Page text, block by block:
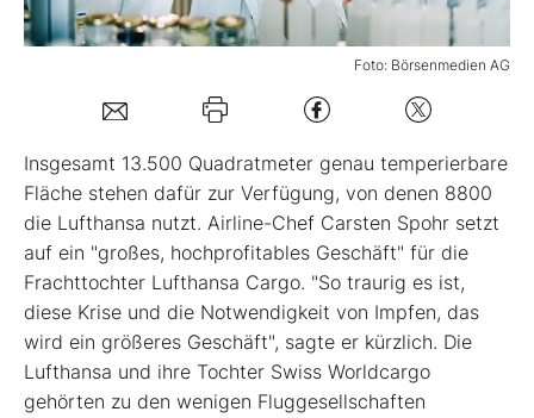
Kontakt
Foto: Börsenmedien AG
Insgesamt 13.500 Quadratmeter genau temperierbare
Fläche stehen dafür zur Verfügung, von denen 8800
die Lufthansa nutzt. Airline-Chef Carsten Spohr setzt
auf ein "großes, hochprofitables Geschäft" für die
Frachttochter Lufthansa Cargo. "So traurig es ist,
diese Krise und die Notwendigkeit von Impfen, das
wird ein größeres Geschäft", sagte er kürzlich. Die
Lufthansa und ihre Tochter Swiss Worldcargo
gehörten zu den wenigen Fluggesellschaften